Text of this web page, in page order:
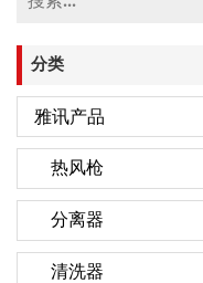
分类
雅讯产品
热风枪
分离器
清洗器